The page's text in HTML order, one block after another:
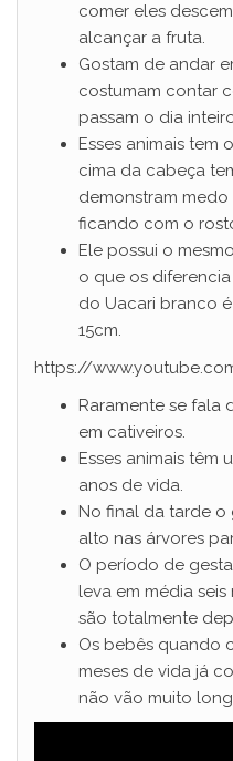
comer eles
alcançar a fruta.
Gostam de andar
costumam contar
passam o dia
Esses animais tem
cima da cabeça
demonstram
ficando com o
Ele possui o
o que os
do Uacari branco
15cm.
https://
Raramente se fala
em cativeiros.
Esses animais têm
anos de vida.
No final da tarde
alto nas árvores
O período de
leva em média seis
são totalmente
Os bebês quando
meses de vida já
não vão muito